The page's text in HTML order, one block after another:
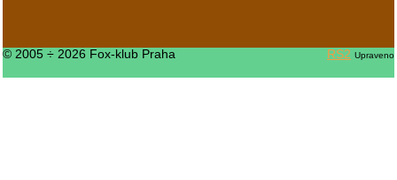
© 2005 ÷ 2026 Fox-klub Praha RS2 Upraveno